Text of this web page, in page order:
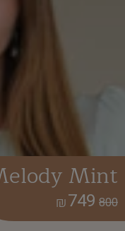
Mint
800
749
₪